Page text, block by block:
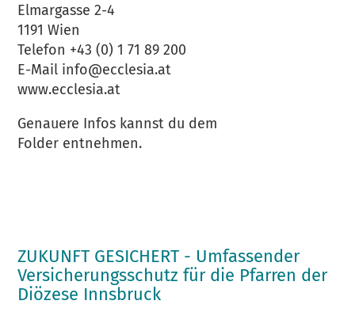
Elmargasse 2-4
1191 Wien
Telefon +43 (0) 1 71 89 200
E-Mail info@ecclesia.at
www.ecclesia.at
Genauere Infos kannst du dem
Folder entnehmen.
ZUKUNFT GESICHERT - Umfassender
Versicherungsschutz für die Pfarren der
Diözese Innsbruck